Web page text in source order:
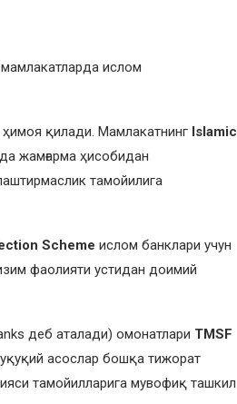
ислом
ҳимоя қилади. Мамлакатнинг Islamic
жамғарма ҳисобидан
тамойилига
Scheme ислом банклари учун
фаолияти устидан доимий
деб аталади) омонатлари TMSF
асослар бошқа тижорат
тамойилларига мувофиқ ташкил